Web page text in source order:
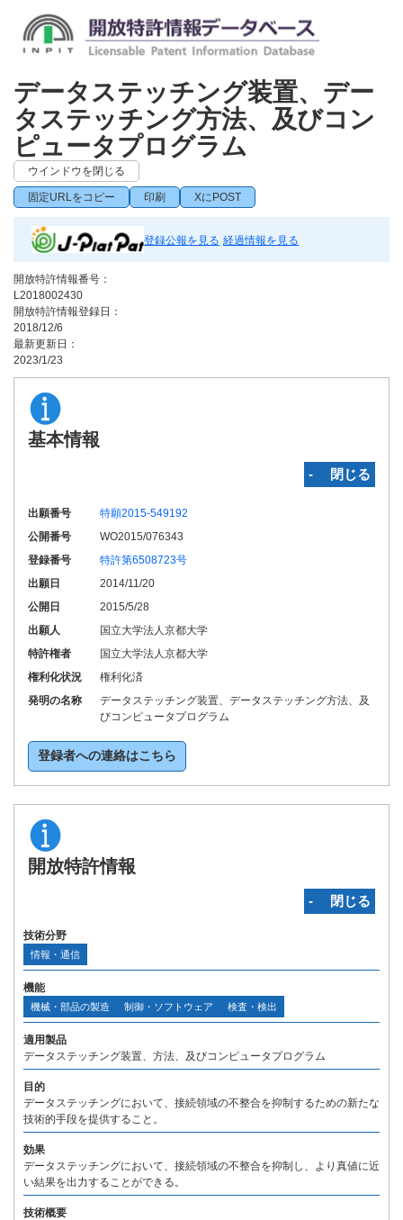
データステッチング装置、デー
タステッチング方法、及びコン
ピュータプログラム
ウインドウを閉じる
固定URLをコピー 印刷 XにPOST
登録公報を見る 経過情報を見る
開放特許情報番号：
L2018002430
開放特許情報登録日：
2018/12/6
最新更新日：
2023/1/23
基本情報
‐ 閉じる
出願番号
特願2015-549192
公開番号
WO2015/076343
登録番号
特許第6508723号
出願日
2014/11/20
公開日
2015/5/28
出願人
国立大学法人京都大学
特許権者
国立大学法人京都大学
権利化状況
権利化済
発明の名称
データステッチング装置、データステッチング方法、及
びコンピュータプログラム
登録者への連絡はこちら
開放特許情報
‐ 閉じる
技術分野
情報・通信
機能
機械・部品の製造 制御・ソフトウェア 検査・検出
適用製品
データステッチング装置、方法、及びコンピュータプログラム
目的
データステッチングにおいて、接続領域の不整合を抑制するための新たな
技術的手段を提供すること。
効果
データステッチングにおいて、接続領域の不整合を抑制し、より真値に近
い結果を出力することができる。
技術概要